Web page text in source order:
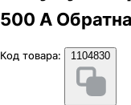
500 А
Код товара: 1104830